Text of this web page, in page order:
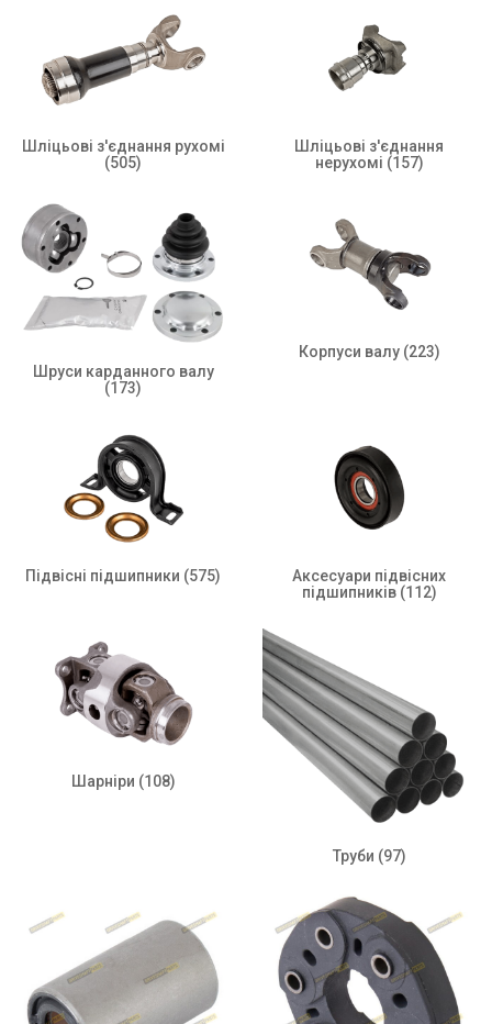
Шліцьові з'єднання рухомі
(505)
Шліцьові з'єднання
нерухомі (157)
Шруси карданного валу
(173)
Корпуси валу (223)
Підвісні підшипники (575)
Аксесуари підвісних
підшипників (112)
Шарніри (108)
Труби (97)